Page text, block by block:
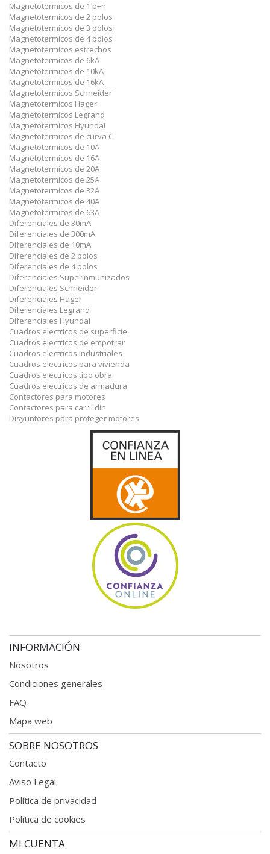
Magnetotermicos de 1 p+n
Magnetotermicos de 2 polos
Magnetotermicos de 3 polos
Magnetotermicos de 4 polos
Magnetotermicos estrechos
Magnetotermicos de 6kA
Magnetotermicos de 10kA
Magnetotermicos de 16kA
Magnetotermicos Schneider
Magnetotermicos Hager
Magnetotermicos Legrand
Magnetotermicos Hyundai
Magnetotermicos de curva C
Magnetotermicos de 10A
Magnetotermicos de 16A
Magnetotermicos de 20A
Magnetotermicos de 25A
Magnetotermicos de 32A
Magnetotermicos de 40A
Magnetotermicos de 63A
Diferenciales de 30mA
Diferenciales de 300mA
Diferenciales de 10mA
Diferenciales de 2 polos
Diferenciales de 4 polos
Diferenciales Superinmunizados
Diferenciales Schneider
Diferenciales Hager
Diferenciales Legrand
Diferenciales Hyundai
Cuadros electricos de superficie
Cuadros electricos de empotrar
Cuadros electricos industriales
Cuadros electricos para vivienda
Cuadros electricos tipo obra
Cuadros electricos de armadura
Contactores para motores
Contactores para carril din
Disyuntores para proteger motores
INFORMACIÓN
Nosotros
Condiciones generales
FAQ
Mapa web
SOBRE NOSOTROS
Contacto
Aviso Legal
Política de privacidad
Política de cookies
MI CUENTA